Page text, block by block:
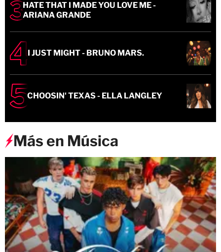
HATE THAT I MADE YOU LOVE ME -
ARIANA GRANDE
I JUST MIGHT - BRUNO MARS.
CHOOSIN' TEXAS - ELLA LANGLEY
Más en Música